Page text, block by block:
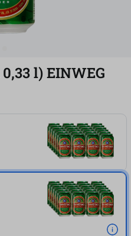
0,33l)EINWEG